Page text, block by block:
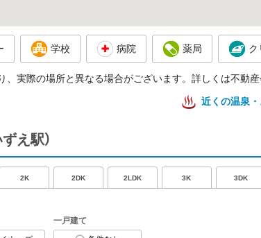
学校 病院 薬局 ク
実際の場所と異なる場合がございます。詳しくは不動産
近くの温泉
ずえ駅）
2K 2DK 2LDK 3K 3DK
一戸建て